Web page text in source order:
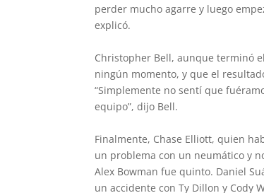
perder mucho agarre y luego
explicó.
Christopher Bell, aunque terminó
ningún momento, y que el
“Simplemente no sentí que
equipo”, dijo Bell.
Finalmente, Chase Elliott, quien
un problema con un neumático y
Alex Bowman fue quinto. Daniel
un accidente con Ty Dillon y Cody